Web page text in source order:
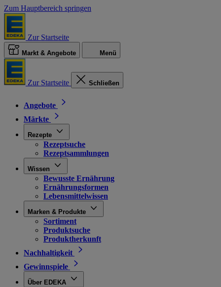
Zum Hauptbereich springen
Zur Startseite
Markt & Angebote Menü
Zur Startseite Schließen
Angebote
Märkte
Rezepte
Rezeptsuche
Rezeptsammlungen
Wissen
Bewusste Ernährung
Ernährungsformen
Lebensmittelwissen
Marken & Produkte
Sortiment
Produktsuche
Produktherkunft
Nachhaltigkeit
Gewinnspiele
Über EDEKA